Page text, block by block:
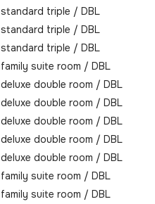
standard triple / DBL
standard triple / DBL
standard triple / DBL
family suite room / DBL
deluxe double room / DBL
deluxe double room / DBL
deluxe double room / DBL
deluxe double room / DBL
deluxe double room / DBL
family suite room / DBL
family suite room / DBL